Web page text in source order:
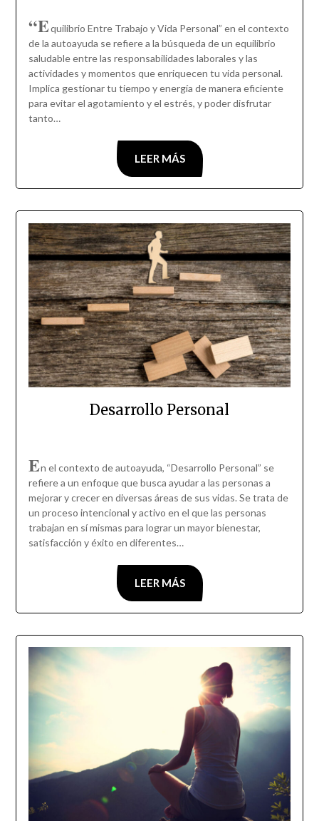
“Equilibrio Entre Trabajo y Vida Personal” en el contexto
de la autoayuda se refiere a la búsqueda de un equilibrio
saludable entre las responsabilidades laborales y las
actividades y momentos que enriquecen tu vida personal.
Implica gestionar tu tiempo y energía de manera eficiente
para evitar el agotamiento y el estrés, y poder disfrutar
tanto…
LEER MÁS
Desarrollo Personal
En el contexto de autoayuda, “Desarrollo Personal” se
refiere a un enfoque que busca ayudar a las personas a
mejorar y crecer en diversas áreas de sus vidas. Se trata de
un proceso intencional y activo en el que las personas
trabajan en sí mismas para lograr un mayor bienestar,
satisfacción y éxito en diferentes…
LEER MÁS